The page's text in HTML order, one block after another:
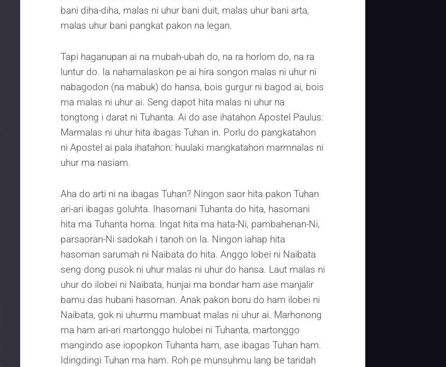
bani diha-diha, malas ni uhur bani duit, malas uhur bani arta,
malas uhur bani pangkat pakon na legan.
Tapi haganupan ai na mubah-ubah do, na ra horlom do, na ra
luntur do. Ia nahamalaskon pe ai hira songon malas ni uhur ni
nabagodon (na mabuk) do hansa, bois gurgur ni bagod ai, bois
ma malas ni uhur ai. Seng dapot hita malas ni uhur na
tongtong i darat ni Tuhanta. Ai do ase ihatahon Apostel Paulus:
Marmalas ni uhur hita ibagas Tuhan in. Porlu do pangkatahon
ni Apostel ai pala ihatahon: huulaki mangkatahon marmnalas ni
uhur ma nasiam.
Aha do arti ni na ibagas Tuhan? Ningon saor hita pakon Tuhan
ari-ari ibagas goluhta. Ihasomani Tuhanta do hita, hasomani
hita ma Tuhanta homa. Ingat hita ma hata-Ni, pambahenan-Ni,
parsaoran-Ni sadokah i tanoh on Ia. Ningon iahap hita
hasoman sarumah ni Naibata do hita. Anggo lobei ni Naibata
seng dong pusok ni uhur malas ni uhur do hansa. Laut malas ni
uhur do ilobei ni Naibata, hunjai ma bondar ham ase manjalir
bamu das hubani hasoman. Anak pakon boru do ham ilobei ni
Naibata, gok ni uhurmu mambuat malas ni uhur ai. Marhonong
ma ham ari-ari martonggo hulobei ni Tuhanta, martonggo
mangindo ase iopopkon Tuhanta ham, ase ibagas Tuhan ham.
Idingdingi Tuhan ma ham. Roh pe munsuhmu lang be taridah